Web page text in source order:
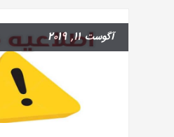
آگوست 11, 2019